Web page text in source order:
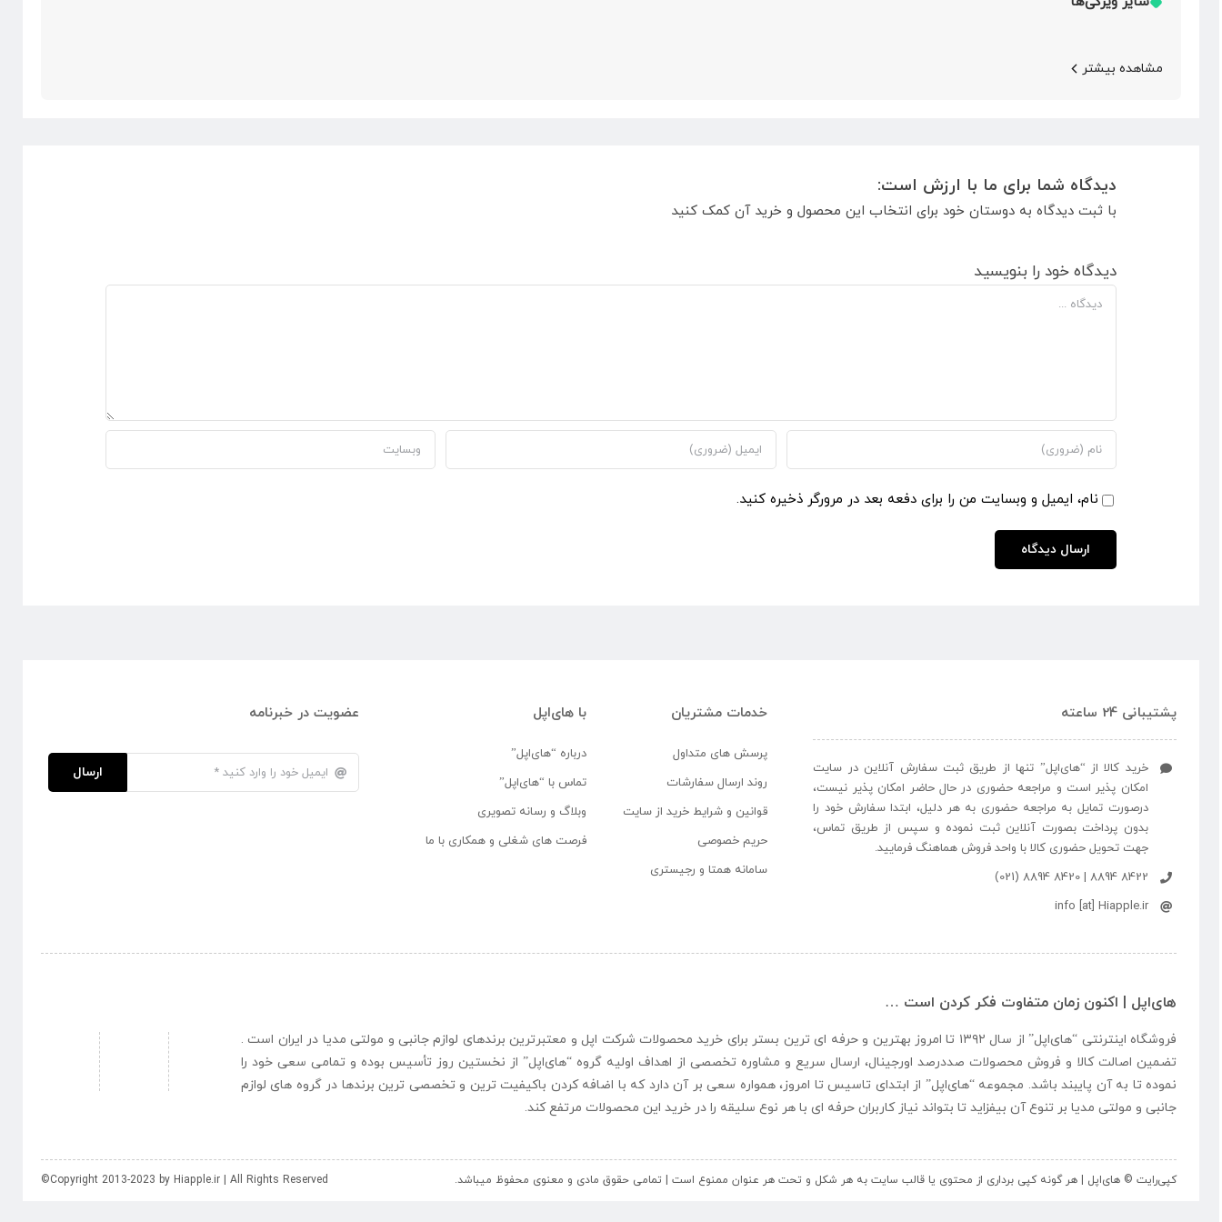
مشاهده بیشتر
دیدگاه شما برای ما با ارزش است:
با ثبت دیدگاه به دوستان خود برای انتخاب این محصول و خرید آن کمک کنید
دیدگاه خود را بنویسید
دیدگاه
نام، ایمیل و وبسایت من را برای دفعه بعد در مرورگر ذخیره کنید.
پشتیبانی 24 ساعته
خرید کالا از “های‌اپل” تنها از طریق ثبت سفارش آنلاین در سایت
امکان پذیر است و مراجعه حضوری در حال حاضر امکان پذیر نیست،
درصورت تمایل به مراجعه حضوری به هر دلیل، ابتدا سفارش خود را
بدون پرداخت بصورت آنلاین ثبت نموده و سپس از طریق تماس،
جهت تحویل حضوری کالا با واحد فروش هماهنگ فرمایید.
8422 8894 | 8420 8894 (021)
info [at] Hiapple.ir
خدمات مشتریان
پرسش های متداول
روند ارسال سفارشات
قوانین و شرایط خرید از سایت
حریم خصوصی
سامانه همتا و رجیستری
با های‌اپل
درباره “های‌اپل”
تماس با “های‌اپل”
وبلاگ و رسانه تصویری
فرصت های شغلی و همکاری با ما
عضویت در خبرنامه
ارسال
های‌اپل | اکنون زمان متفاوت فکر کردن است …
فروشگاه اینترنتی “های‌اپل
” از سال ۱۳۹۲ تا امروز بهترین و حرفه ای ترین بستر برای خرید محصولات شرکت اپل و معتبرترین برندهای لوازم جانبی و مولتی مدیا در ایران است .
تضمین اصالت کالا و فروش محصولات صددرصد اورجینال، ارسال سریع و مشاوره تخصصی از اهداف اولیه گروه “های‌اپل” از نخستین روز تأسیس بوده و تمامی سعی خود را
نموده تا به آن پایبند باشد. مجموعه “های‌اپل” از ابتدای تاسیس تا امروز، همواره سعی بر آن دارد که با اضافه کردن باکیفیت ترین و تخصصی ترین برندها در گروه های لوازم
جانبی و مولتی مدیا بر تنوع آن بیفزاید تا بتواند نیاز کاربران حرفه ای با هر نوع سلیقه را در خرید این محصولات مرتفع کند.
کپی‌رایت © های‌اپل | هر گونه کپی برداری از محتوی یا قالب سایت به هر شکل و تحت هر عنوان ممنوع است | تمامی حقوق مادی و معنوی محفوظ میباشد. ©Copyright 2013-2023 by Hiapple.ir | All Rights Reserved